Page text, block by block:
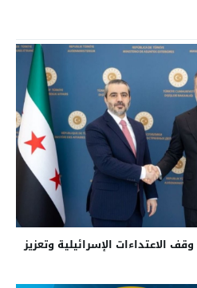
الاعتداءات الإسرائيلية وتعزيز